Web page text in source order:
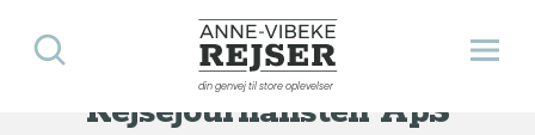
Anne-Vibeke Rejser
din genvej til store oplevelser
Åbn
Søg
Rejsejournalisten ApS